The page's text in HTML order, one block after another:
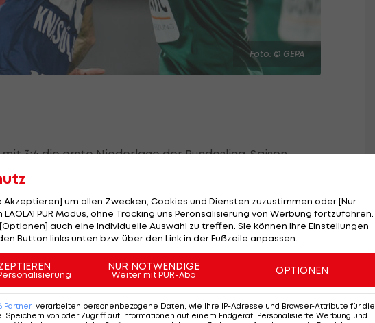
Foto: © GEPA
mit 3:4 die erste Niederlage der Bundesliga-Saison.
Tabellenspitze gesprungen wären, gehen durch
Grahovac (25.) und ein Tor von Gschweidl (40.) sorgen
und dreht das Spiel kurzzeitig durch den zweiten
von Reiner (65.). Die Gastgeber stecken aber nicht
Eigentorschütze Reiner (71.) und Grüll (87.).
im folgendenVIDEO :
Akzeptieren] um allen Zwecken, Cookies und Diensten zuzustimmen oder [Nur
PUR Modus, ohne Tracking uns Peronsalisierung von Werbung fortzufahren.
auch eine individuelle Auswahl zu treffen. Sie können Ihre Einstellungen
Button links unten bzw. über den Link in der Fußzeile anpassen.
NUR NOTWENDIGE
Weiter mit PUR-Abo OPTIONEN
Partner verarbeiten personenbezogene Daten, wie Ihre IP-Adresse und Browser-Attribute für die
: Speichern von oder Zugriff auf Informationen auf einem Endgerät; Personalisierte Werbung und